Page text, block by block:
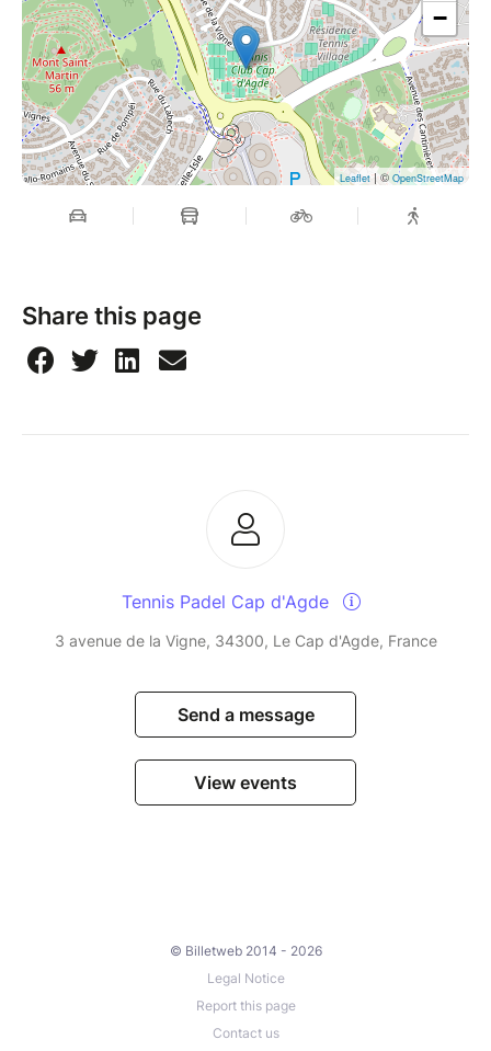
−
Leaflet| © OpenStreetMap
Share this page
Tennis Padel Cap d'Agde
3 avenue de la Vigne, 34300, Le Cap d'Agde, France
Send a message
View events
© Billetweb 2014 - 2026
Legal Notice
Report this page
Contact us